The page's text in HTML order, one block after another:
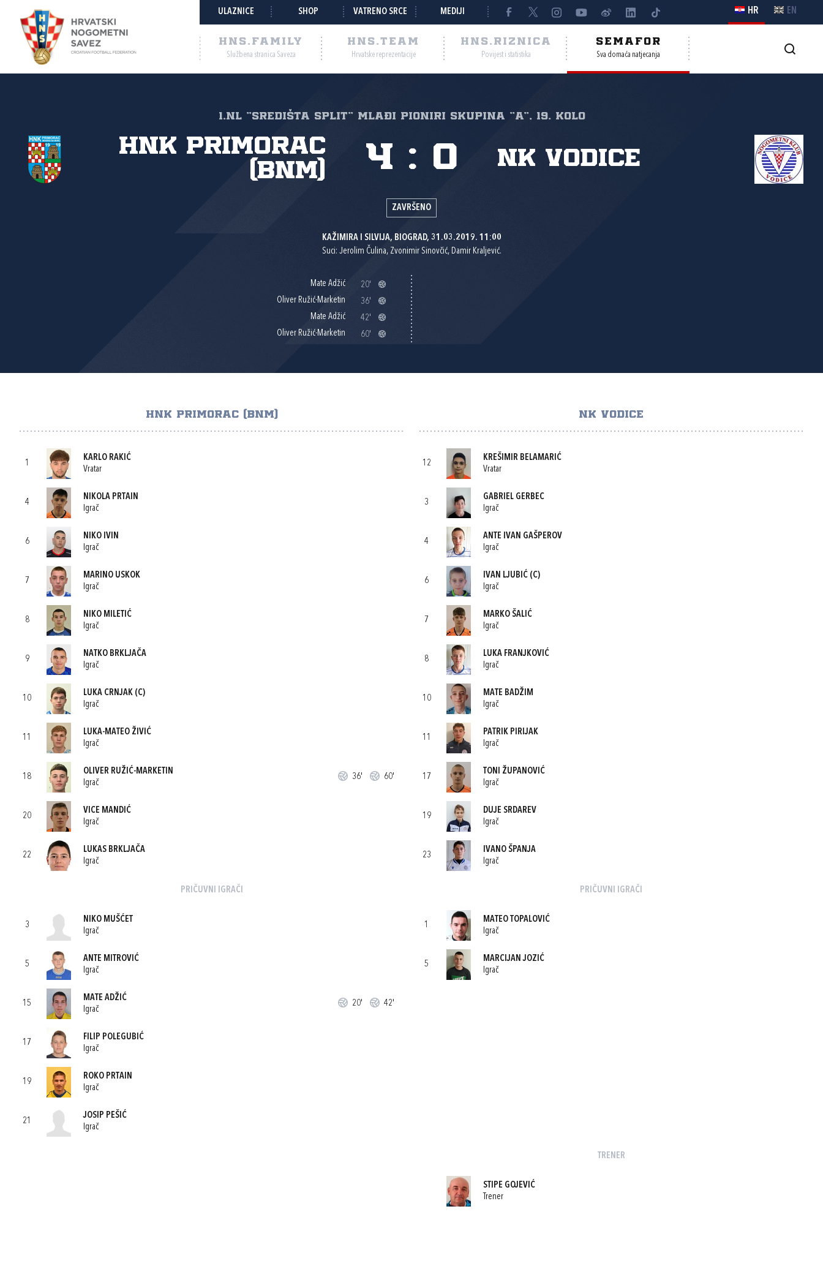
ULAZNICE SHOP VATRENO SRCE MEDIJI HR EN
HNS.FAMILY
Službena stranica Saveza
HNS.TEAM
Hrvatske reprezentacije
HNS.RIZNICA
Povijest i statistika
SEMAFOR
Sva domaća natjecanja
1.NL "SREDIŠTA SPLIT" Mlađi pioniri Skupina "A", 19. kolo
HNK Primorac
(BNM)
NK Vodice
4 : 0
ZAVRŠENO
KAŽIMIRA I SILVIJA, BIOGRAD, 31.03.2019. 11:00
Suci: Jerolim Čulina, Zvonimir Sinovčić, Damir Kraljević.
Mate Adžić
20'
Oliver Ružić-Marketin
36'
Mate Adžić
42'
Oliver Ružić-Marketin
60'
HNK PRIMORAC (BNM)
1
KARLO RAKIĆ
Vratar
4
NIKOLA PRTAIN
Igrač
6
NIKO IVIN
Igrač
7
MARINO USKOK
Igrač
8
NIKO MILETIĆ
Igrač
9
NATKO BRKLJAČA
Igrač
10
LUKA CRNJAK (C)
Igrač
11
LUKA-MATEO ŽIVIĆ
Igrač
18
OLIVER RUŽIĆ-MARKETIN
Igrač
36' 60'
20
VICE MANDIĆ
Igrač
22
LUKAS BRKLJAČA
Igrač
PRIČUVNI IGRAČI
3
NIKO MUŠĆET
Igrač
5
ANTE MITROVIĆ
Igrač
15
MATE ADŽIĆ
Igrač
20' 42'
17
FILIP POLEGUBIĆ
Igrač
19
ROKO PRTAIN
Igrač
21
JOSIP PEŠIĆ
Igrač
NK VODICE
12
KREŠIMIR BELAMARIĆ
Vratar
3
GABRIEL GERBEC
Igrač
4
ANTE IVAN GAŠPEROV
Igrač
6
IVAN LJUBIĆ(C)
Igrač
7
MARKO ŠALIĆ
Igrač
8
LUKA FRANJKOVIĆ
Igrač
10
MATE BADŽIM
Igrač
11
PATRIK PIRIJAK
Igrač
17
TONI ŽUPANOVIĆ
Igrač
19
DUJE SRDAREV
Igrač
23
IVANO ŠPANJA
Igrač
PRIČUVNI IGRAČI
1
MATEO TOPALOVIĆ
Igrač
5
MARCIJAN JOZIĆ
Igrač
TRENER
STIPE GOJEVIĆ
Trener